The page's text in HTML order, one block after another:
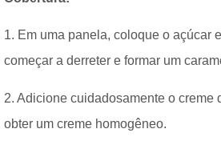
1. Em uma panela, coloque o açúcar
começar a derreter e formar um
2. Adicione cuidadosamente o creme
obter um creme homogêneo.